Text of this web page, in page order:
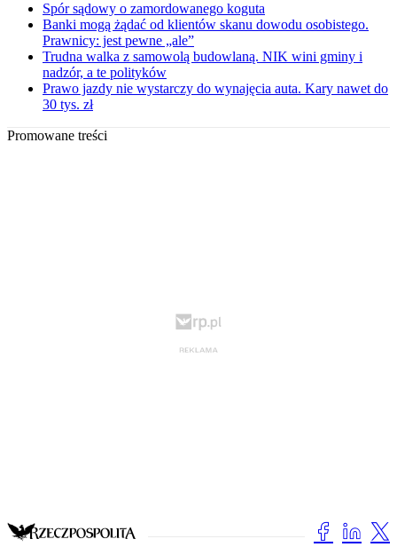
Spór sądowy o zamordowanego koguta
Banki mogą żądać od klientów skanu dowodu osobistego.
Prawnicy: jest pewne „ale”
Trudna walka z samowolą budowlaną. NIK wini gminy i
nadzór, a te polityków
Prawo jazdy nie wystarczy do wynajęcia auta. Kary nawet do
30 tys. zł
Promowane treści